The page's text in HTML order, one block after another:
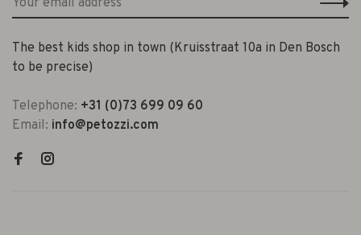
The best kids shop in town (Kruisstraat 10a in Den Bosch
to be precise)
Telephone: +31 (0)73 699 09 60
Email: info@petozzi.com